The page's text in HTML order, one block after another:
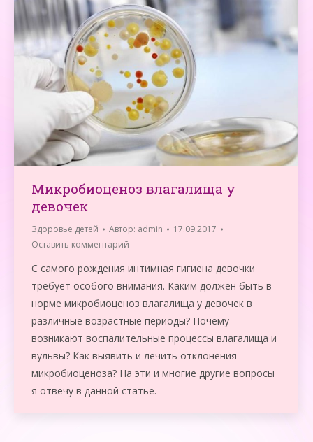
Микробиоценоз влагалища у
девочек
Здоровье детей Автор: admin
17.09.2017
Оставить комментарий
С самого рождения интимная гигиена девочки
требует особого внимания. Каким должен быть в
норме микробиоценоз влагалища у девочек в
различные возрастные периоды? Почему
возникают воспалительные процессы влагалища и
вульвы? Как выявить и лечить отклонения
микробиоценоза? На эти и многие другие вопросы
я отвечу в данной статье.